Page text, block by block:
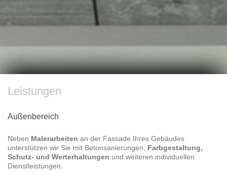
Leistungen
Außenbereich
Neben Malerarbeiten an der Fassade Ihres Gebäudes
unterstützen wir Sie mit Betonsanierungen, Farbgestaltung,
Schutz- und Werterhaltungen und weiteren individuellen
Dienstleistungen.